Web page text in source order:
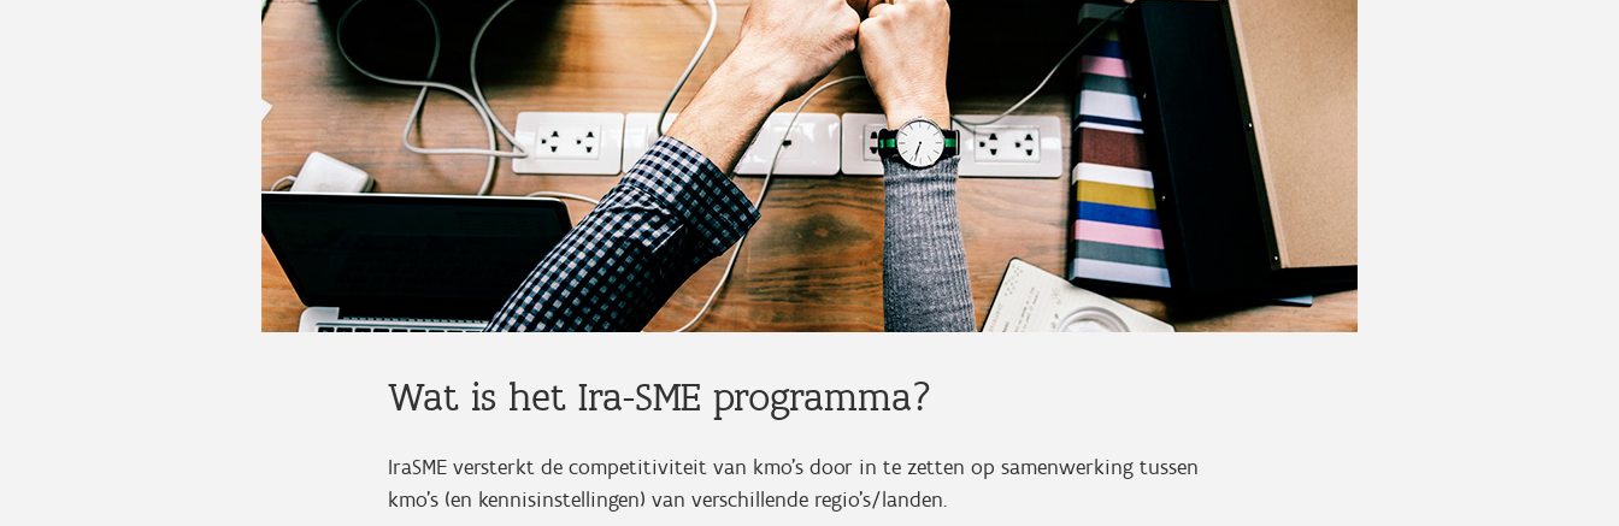
Wat is het Ira-SME programma?
IraSME versterkt de competitiviteit van kmo’s door in te zetten op samenwerking tussen
kmo’s (en kennisinstellingen) van verschillende regio's/landen.